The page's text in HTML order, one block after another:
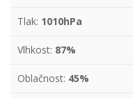
Tlak: 1010hPa
Vlhkost: 87%
Oblačnost: 45%